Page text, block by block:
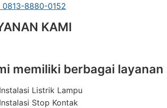
0813-8880-0152
KAMI
memiliki berbagai
Instalasi Listrik Lampu
Instalasi Stop Kontak